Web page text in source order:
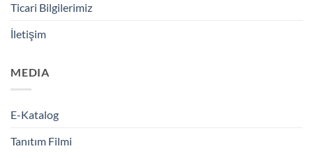
Ticari Bilgilerimiz
İletişim
MEDIA
E-Katalog
Tanıtım Filmi